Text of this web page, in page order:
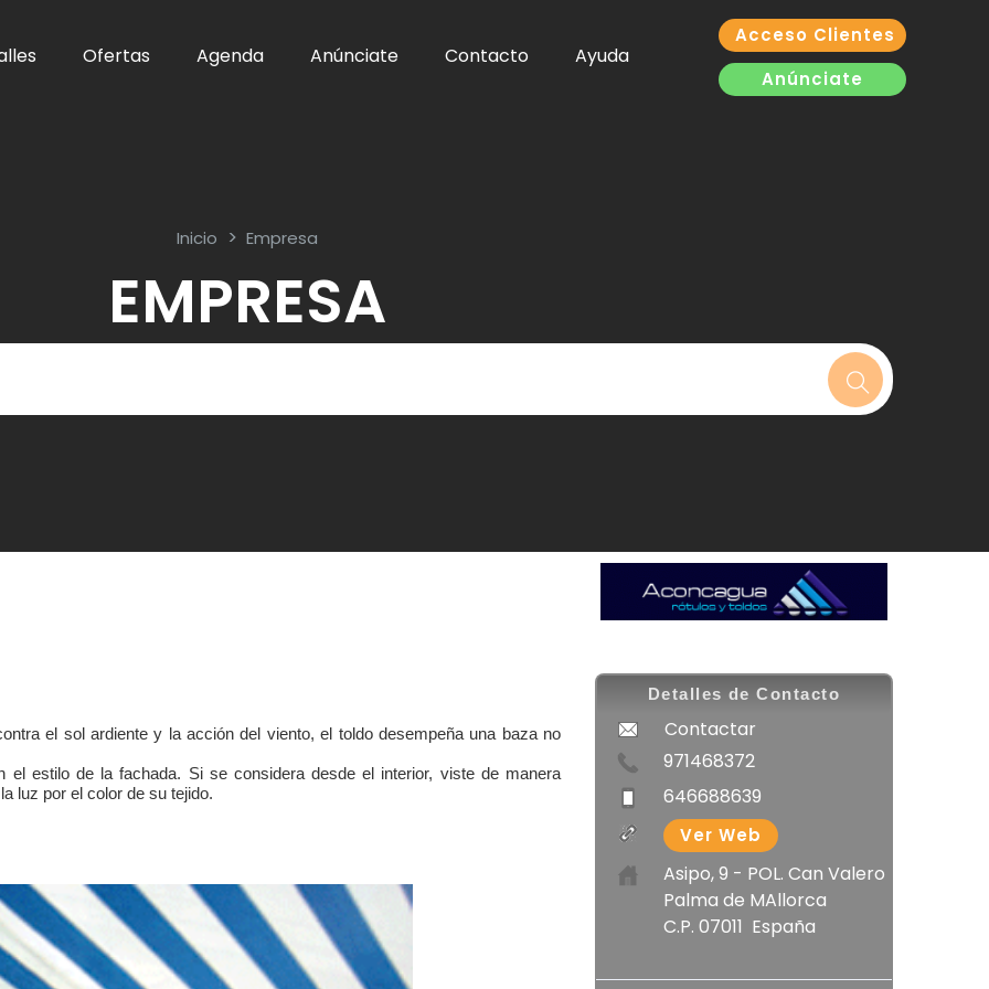
Ofertas Agenda Anúnciate Contacto Ayuda
Acceso Clientes
Anúnciate
Inicio Empresa
EMPRESA
el sol ardiente y la acción del viento, el toldo desempeña una baza no
el estilo de la fachada. Si se considera desde el interior, viste de manera
luz por el color de su tejido.
Detalles de Contacto
Contactar
971468372
646688639
Ver Web
Asipo, 9 - POL. Can Valero
Palma de MAllorca
C.P. 07011 España